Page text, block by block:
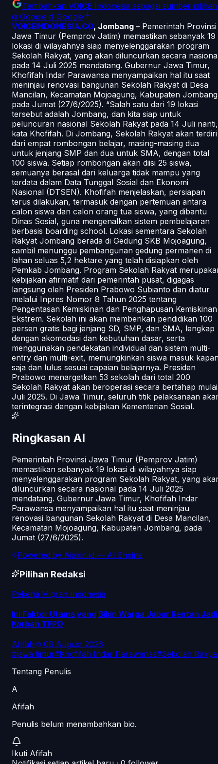
Tambahkan VOICE Indonesia sebagai sumber pilihan
di Google di Google
VOICEINDONESIA.CO, Jombang – Pemerintah Provinsi
Jawa Timur (Pemprov Jatim) memastikan sebanyak 19
lokasi di wilayahnya siap menyelenggarakan program
Sekolah Rakyat, yang akan diluncurkan secara
pada 14 Juli 2025 mendatang. Gubernur Jawa Timur,
Khofifah Indar Parawansa menyampaikan hal itu saat
meninjau renovasi bangunan Sekolah Rakyat di Desa
Mancilan, Kecamatan Mojoagung, Kabupaten
pada Jumat (27/6/2025). “Salah satu dari 19 lokasi
tersebut adalah Jombang, dan kita siap untuk
peluncuran nasional Sekolah Rakyat pada 14 Juli
kata Khofifah. Di Jombang, Sekolah Rakyat akan terdiri
dari empat rombongan belajar, masing-masing dua
untuk jenjang SMP dan dua untuk SMA, dengan total
100 siswa. Setiap rombongan akan diisi 25 siswa,
semuanya berasal dari keluarga tidak mampu yang
terdata dalam Data Tunggal Sosial dan Ekonomi
Nasional (DTSEN). Khofifah menjelaskan, persiapan
terus dilakukan, termasuk dengan pertemuan antara
calon siswa dan calon orang tua siswa, yang dibantu
Dinas Sosial, guna mengenalkan sistem pembelajaran
berbasis boarding school. Lokasi sementara Sekolah
Rakyat Jombang berada di Gedung SKB Mojoagung,
sambil menunggu pembangunan gedung permanen di
lahan seluas 5,2 hektare yang telah disiapkan oleh
Pemkab Jombang. Program Sekolah Rakyat
kebijakan afirmatif dari pemerintah pusat, digagas
langsung oleh Presiden Prabowo Subianto dan diatur
melalui Inpres Nomor 8 Tahun 2025 tentang
Pengentasan Kemiskinan dan Penghapusan Kemiskinan
Ekstrem. Sekolah ini akan memberikan pendidikan 100
persen gratis bagi jenjang SD, SMP, dan SMA, lengkap
dengan akomodasi dan kebutuhan dasar, serta
menggunakan pendekatan individual dan sistem multi-
entry dan multi-exit, memungkinkan siswa masuk
saja dan lulus sesuai capaian belajarnya. Presiden
Prabowo menargetkan 53 sekolah dari total 200
Sekolah Rakyat akan beroperasi secara bertahap mulai
Juli 2025. Di Jawa Timur, seluruh titik pelaksanaan
terintegrasi dengan kebijakan Kementerian Sosial.
Ringkasan AI
Pemerintah Provinsi Jawa Timur (Pemprov Jatim)
memastikan sebanyak 19 lokasi di wilayahnya siap
menyelenggarakan program Sekolah Rakyat, yang
diluncurkan secara nasional pada 14 Juli 2025
mendatang. Gubernur Jawa Timur, Khofifah Indar
Parawansa menyampaikan hal itu saat meninjau
renovasi bangunan Sekolah Rakyat di Desa Mancilan,
Kecamatan Mojoagung, Kabupaten Jombang, pada
Jumat (27/6/2025).
Powered by Ajakin.id — AI Engine
Pilihan Redaksi
Pekerja Migran Indonesia
Ini Faktor Utama yang Bikin Warga Jabar Rentan Jadi
Korban TPPO
Afifah·
08 August 2026
#jawa timur#Khofifah Indar Parawansa#Sekolah
Tentang Penulis
A
Afifah
Penulis belum menambahkan bio.
Ikuti Afifah